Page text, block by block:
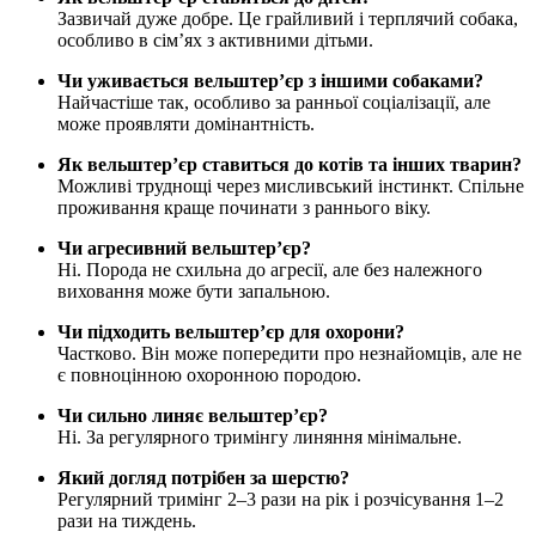
Зазвичай дуже добре. Це грайливий і терплячий собака,
особливо в сім’ях з активними дітьми.
Чи уживається вельштер’єр з іншими собаками?
Найчастіше так, особливо за ранньої соціалізації, але
може проявляти домінантність.
Як вельштер’єр ставиться до котів та інших тварин?
Можливі труднощі через мисливський інстинкт. Спільне
проживання краще починати з раннього віку.
Чи агресивний вельштер’єр?
Ні. Порода не схильна до агресії, але без належного
виховання може бути запальною.
Чи підходить вельштер’єр для охорони?
Частково. Він може попередити про незнайомців, але не
є повноцінною охоронною породою.
Чи сильно линяє вельштер’єр?
Ні. За регулярного тримінгу линяння мінімальне.
Який догляд потрібен за шерстю?
Регулярний тримінг 2–3 рази на рік і розчісування 1–2
рази на тиждень.